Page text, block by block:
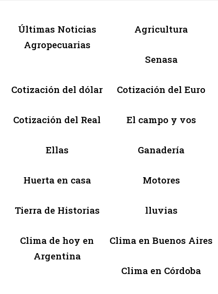
Últimas Noticias
Agropecuarias
Agricultura
Senasa
Cotización del dólar Cotización del Euro
Cotización del Real El campo y vos
Ellas Ganadería
Huerta en casa Motores
Tierra de Historias lluvias
Clima de hoy en
Argentina
Clima en Buenos Aires
Clima en Córdoba